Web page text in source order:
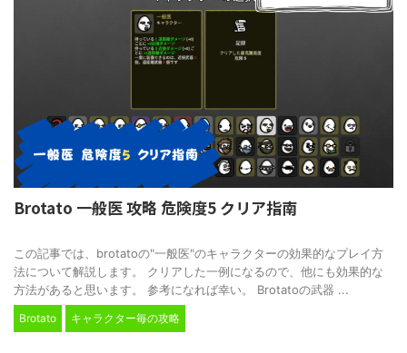
Brotato 一般医 攻略 危険度5 クリア指南
この記事では、brotatoの"一般医"のキャラクターの効果的なプレイ方
法について解説します。 クリアした一例になるので、他にも効果的な
方法があると思います。 参考になれば幸い。 Brotatoの武器 ...
Brotato キャラクター毎の攻略